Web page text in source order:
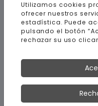
Utilizamos cookies
ofrecer nuestros
estadística. Puede
pulsando el botón
rechazar su uso